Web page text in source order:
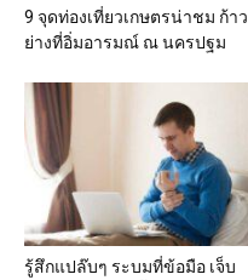
9 จุดท่องเที่ยวเกษตรน่าชม ก้าว
ย่างที่อิ่มอารมณ์ ณ นครปฐม
รู้สึกแปล๊บๆ ระบมที่ข้อมือ เจ็บ